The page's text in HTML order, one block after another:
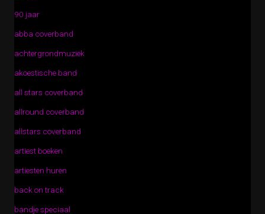
90 jaar
abba coverband
achtergrondmuziek
akoestische band
all stars coverband
allround coverband
allstars coverband
artiest boeken
artiesten huren
back on track
bandje speciaal